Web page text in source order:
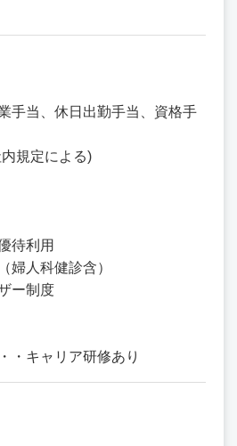
手当、休日出勤手当、資格手
内規定による)
待利用
婦人科健診含）
ー制度
・キャリア研修あり